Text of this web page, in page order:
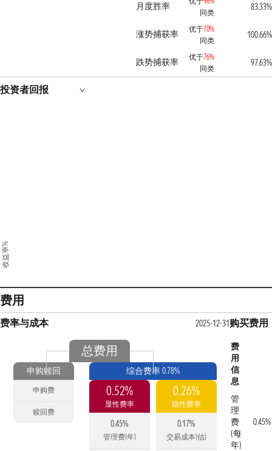
月度胜率
同类
83.33%
涨势捕获率 优于70%
同类
100.66%
跌势捕获率 优于76%
同类
97.63%
投资者回报
收益率%
费用
费率与成本 2025-12-31
总费用
申购赎回
申购费
赎回费
综合费率 0.78%
0.52%
显性费率
0.45%
管理费(年)
0.26%
隐性费率
0.17%
交易成本(估)
购买费用
费
用
信
息
管
理
费
(每
年)
0.45%